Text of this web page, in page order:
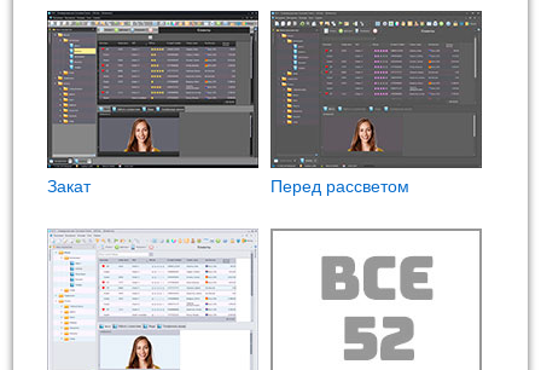
Закат Перед рассветом